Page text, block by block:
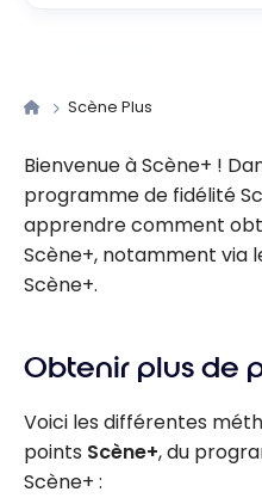
Scène Plus
Bienvenue à Scène+ !
programme de fidélité
apprendre comment
Scène+, notamment via
Scène+.
Obtenir plus de
Voici les différentes
points Scène+, du
Scène+ :